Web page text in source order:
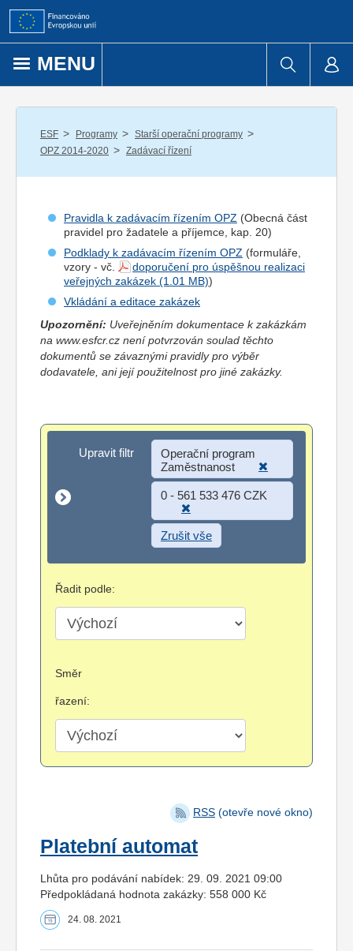
Přejít k obsahu
MENU
ESF / Programy / Starší operační programy /
OPZ 2014-2020 / Zadávací řízení
Pravidla k zadávacím řízením OPZ (Obecná část
pravidel pro žadatele a příjemce , kap. 20)
Podklady k zadávacím řízením OPZ (formuláře,
vzory - vč.
doporučení pro úspěšnou realizaci
veřejných zakázek
)
Vkládání a editace zakázek
Upozornění: Uveřejněním dokumentace k zakázkám
na www.esfcr.cz není potvrzován soulad těchto
dokumentů se závaznými pravidly pro výběr
dodavatele, ani její použitelnost pro jiné zakázky.
Upravit filtr
Upravit filtr
Operační program
Zaměstnanost
0 - 561 533 476 CZK
Zrušit vše
Řadit podle:
Směr
řazení:
RSS (otevře nové okno)
Platební automat
Lhůta pro podávání nabídek: 29. 09. 2021 09:00
Předpokládaná hodnota zakázky: 558 000 Kč
24. 08. 2021